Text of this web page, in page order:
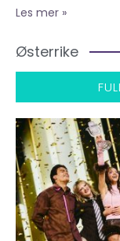
Les mer »
Østerrike